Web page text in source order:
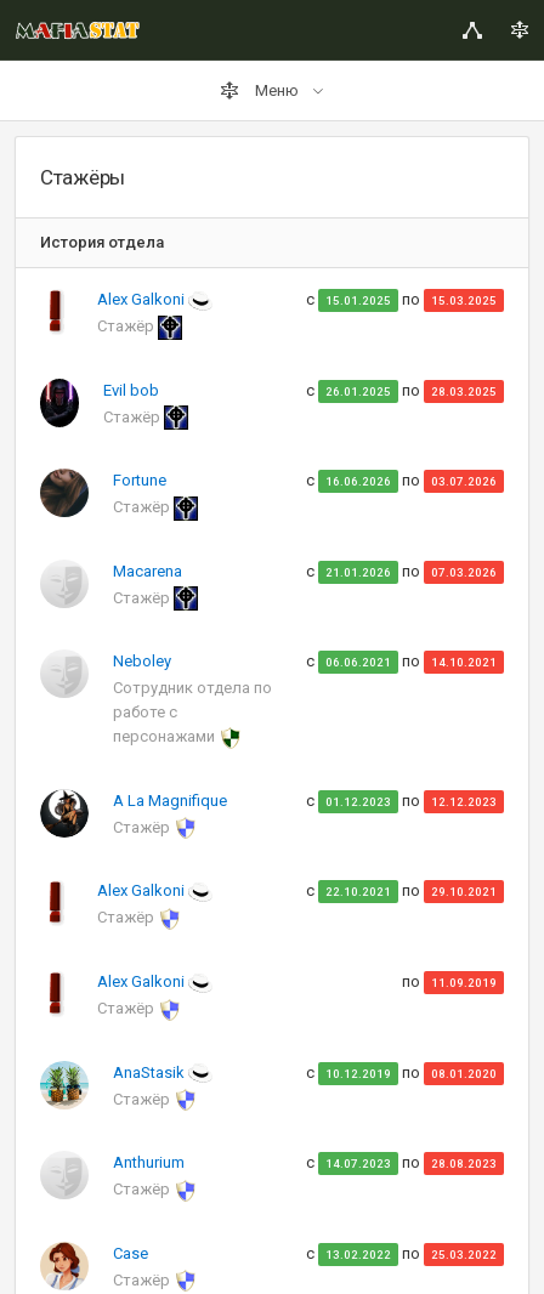
Меню
Стажёры
История отдела
Alex Galkoni
Стажёр
с 15.01.2025 по 15.03.2025
Evil bob
Стажёр
с 26.01.2025 по 28.03.2025
Fortune
Стажёр
с 16.06.2026 по 03.07.2026
Macarena
Стажёр
с 21.01.2026 по 07.03.2026
Neboley
Сотрудник отдела по
работе с
персонажами
с 06.06.2021 по 14.10.2021
A La Magnifique
Стажёр
с 01.12.2023 по 12.12.2023
Alex Galkoni
Стажёр
с 22.10.2021 по 29.10.2021
Alex Galkoni
Стажёр
по 11.09.2019
AnaStasik
Стажёр
с 10.12.2019 по 08.01.2020
Anthurium
Стажёр
с 14.07.2023 по 28.08.2023
Case
Стажёр
с 13.02.2022 по 25.03.2022